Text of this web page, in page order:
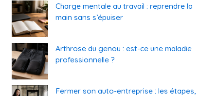
Charge mentale au travail : reprendre la
main sans s’épuiser
Arthrose du genou : est-ce une maladie
professionnelle ?
Fermer son auto-entreprise : les étapes,